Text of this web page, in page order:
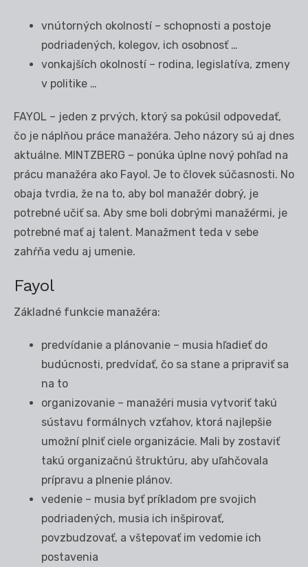
vnútorných okolností – schopnosti a postoje
podriadených, kolegov, ich osobnosť …
vonkajších okolností – rodina, legislatíva, zmeny
v politike …
FAYOL – jeden z prvých, ktorý sa pokúsil odpovedať,
čo je náplňou práce manažéra. Jeho názory sú aj dnes
aktuálne. MINTZBERG – ponúka úplne nový pohľad na
prácu manažéra ako Fayol. Je to človek súčasnosti. No
obaja tvrdia, že na to, aby bol manažér dobrý, je
potrebné učiť sa. Aby sme boli dobrými manažérmi, je
potrebné mať aj talent. Manažment teda v sebe
zahŕňa vedu aj umenie.
Fayol
Základné funkcie manažéra:
predvídanie a plánovanie – musia hľadieť do
budúcnosti, predvídať, čo sa stane a pripraviť sa
na to
organizovanie – manažéri musia vytvoriť takú
sústavu formálnych vzťahov, ktorá najlepšie
umožní plniť ciele organizácie. Mali by zostaviť
takú organizačnú štruktúru, aby uľahčovala
prípravu a plnenie plánov.
vedenie – musia byť príkladom pre svojich
podriadených, musia ich inšpirovať,
povzbudzovať, a vštepovať im vedomie ich
postavenia